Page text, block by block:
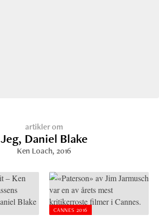
artikler om
Jeg, Daniel Blake
Ken Loach, 2016
CANNES 2016